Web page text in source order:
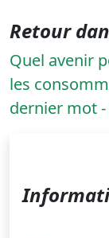
Retour
Quel avenir
les
dernier mot -